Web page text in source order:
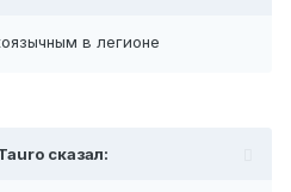
в легионе
сказал: